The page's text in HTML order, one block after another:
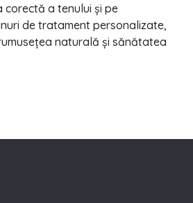
a tenului și pe
de tratament personalizate,
naturală și sănătatea